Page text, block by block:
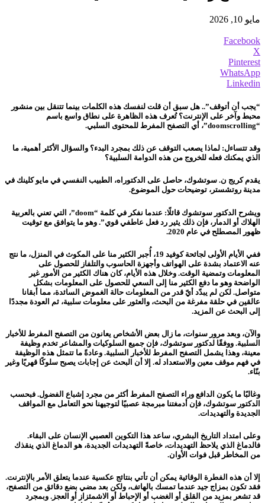
مايو 10, 2026
Facebook
X
Pinterest
WhatsApp
Linkedin
“يجب أن أتوقف”.. هل سبق أن قلت لنفسك هذه الكلمات بينما تتنقل بين منشور
محبط وآخر على الإنترنت؟ تُعرف هذه الظاهرة على نطاق واسع باسم
“doomscrolling”، أي التصفح المفرط للمحتوى السلبي.
وقد تتساءل: لماذا يصعب التوقف عن ذلك بمجرد البدء؟ والسؤال الأكثر أهمية، ما
الذي يمكنك فعله للخروج من هذه الدوامة السلبية؟
يقدم كريج ن. سوتشوك، حاصل على الدكتوراه، الطبيب النفسي في مايو كلينك في
مدينة روتشستر، توضيحات حول الموضوع.
ويشرح الدكتور سوتشوك قائلًا: عندما نفكر في كلمة “doom”، التي تعني بالعربية
الهلاك أو الدمار، فإن ذلك يثير رد فعل عاطفي قوي”. وهو ما يتوافق مع توقيت
ظهور المصطلح في عام 2020.
ففي الأيام الأولى لجائحة كوفيد 19، أُجبر الكثير منا على المكوث في المنزل، ما نتج
عنه الاعتماد بشدة على الهواتف وأجهزة الحاسوب والتلفاز للحصول على
المعلومات وتمضية الوقت. وخلال هذه الأيام، كان هناك الكثير من الأمور غير
الواضحة وهو ما دفع الكثير منا إلى السعي للحصول على المعلومات بشكل
متواصل. لكن لم يبدّد أيّ قدر من المعلومات حالة الغموض السائدة، مما أبقانا
عالقين في حلقة مفرغة من البحث، والعثور على معلومات سلبية، ثم العودة مجددًا
إلى البحث عن المزيد.
والآن، وبعد مرور سنوات، ما زال بعض الأشخاص يعانون من التصفح المفرط للأخبار
السلبية. ووفقًا لدكتور سوتشوك، فإن جميع السلوكيات والمشاعر تخدم وظيفة
معينة، وهذا يشمل التصفح المفرط للأخبار السلبية. وعادةً ما تتمثل هذه الوظيفة
في فهم موقف معين والاستعداد له. إلا أن البحث عن إجابات يصبح سلوكًا قهريًا وغير
بنّاء.
وغالبًا ما يكون الدافع وراء التصفح المفرط أكثر من مجرد إشباع الفضول. فبحسب
الدكتور سوتشوك، فإن أدمغتنا مبرمجة عصبيًا لتوجيهنا نحو التعامل مع المواقف
الجديدة والتهديدات.
وعلى امتداد التاريخ البشري، ساعد هذا التكوين العصبي الإنسان على البقاء.
فالدماغ الذي يلاحظ التهديدات، خاصةً التهديدات الجديدة، هو الدماغ الذي ينقذك
من المخاطر قبل فوات الأوان.
إلا أن هذه الفطرة الوقائية يمكن أن تأتي بنتائج عكسية عندما يتعلق الأمر بالإنترنت.
فقد تكون بمزاج جيد عندما تمسك بالهاتف، ولكن بعد مضي بضع دقائق من التصفح،
قد تشعر بمزيد من القلق أو الغضب أو الإحباط أو الاشمئزاز أو العجز. وبمجرد